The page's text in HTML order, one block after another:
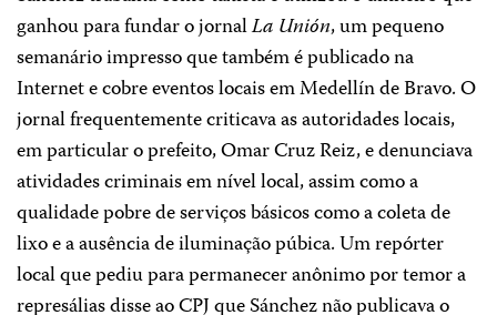
ganhou para fundar o jornalLa Unión, um pequeno
semanário impresso que também é publicado na
Internet e cobre eventos locais em Medellín de Bravo. O
jornal frequentemente criticava as autoridades locais,
em particular o prefeito, Omar Cruz Reiz, e denunciava
atividades criminais em nível local, assim como a
qualidade pobre de serviços básicos como a coleta de
lixo e a ausência de iluminação púbica. Um repórter
local que pediu para permanecer anônimo por temor a
represálias disse ao CPJ que Sánchez não publicava o